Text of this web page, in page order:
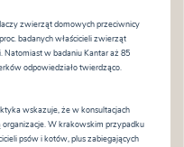
zwierząt domowych przeciwnicy
badanych właścicieli zwierząt
Natomiast w badaniu Kantar aż 85
odpowiedziało twierdząco.
wskazuje, że w konsultacjach
organizacje. W krakowskim przypadku
psów i kotów, plus zabiegających